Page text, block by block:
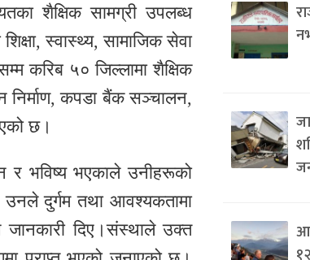
शैक्षिक सामग्री उपलब्ध
स्वास्थ्य, सामाजिक सेवा
करिब ५० जिल्लामा शैक्षिक
निर्माण, कपडा बैंक सञ्चालन,
छ।
र भविष्य भएकाले उनीहरूको
उनले दुर्गम तथा आवश्यकतामा
जानकारी दिए।संस्थाले उक्त